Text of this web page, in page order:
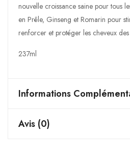
nouvelle croissance saine pour tous
en Prêle, Ginseng et Romarin pour
renforcer et protéger les cheveux des
237ml
Informations
Avis (0)